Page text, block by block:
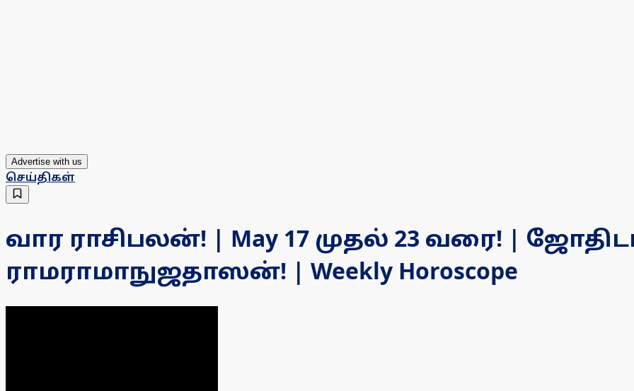
Advertise with us
செய்திகள்
வார ராசிபலன்! | May 17 முதல் 23 வரை! |
ராமராமாநுஜதாஸன்! | Weekly Horoscope